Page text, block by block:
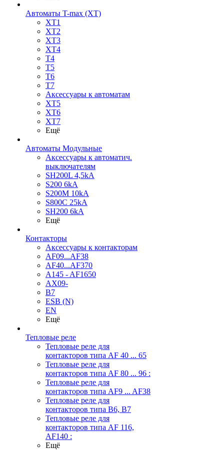
Автоматы T-max (XT)
XT1
XT2
XT3
XT4
T4
T5
T6
T7
Аксессуары к автоматам
XT5
XT6
XT7
Ещё
Автоматы Модульные
Аксессуары к автоматич.
выключателям
SH200L 4,5kA
S200 6kA
S200M 10kA
S800C 25kA
SH200 6kA
Ещё
Контакторы
Аксессуары к контакторам
AF09...AF38
AF40...AF370
A145 - AF1650
AX09-
B7
ESB (N)
EN
Ещё
Тепловые реле
Тепловые реле для
контакторов типа AF 40 ... 65
Тепловые реле для
контакторов типа AF 80 ... 96 :
Тепловые реле для
контакторов типа AF9 ... AF38
Тепловые реле для
контакторов типа В6, В7
Тепловые реле для
контакторов типа AF 116,
AF140 :
Ещё